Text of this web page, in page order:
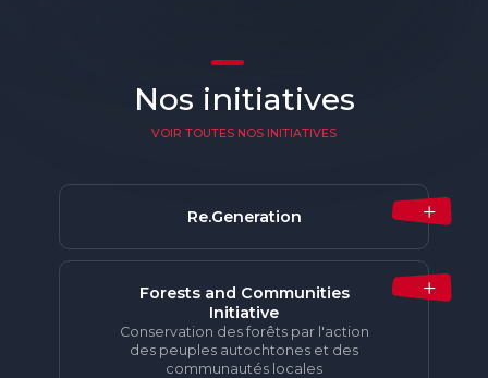
Nos initiatives
VOIR TOUTES NOS INITIATIVES
Re.Generation
Forests and Communities
Initiative
Conservation des forêts par l'action
des peuples autochtones et des
communautés locales